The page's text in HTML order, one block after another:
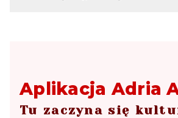
Aplikacja Adria
Tu zaczyna się